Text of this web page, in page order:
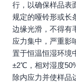
行，以确保样品表
规定的哑铃形或长
边缘光滑，不得有
应力集中，严重影
置于恒温恒湿环境
±2℃，相对湿度
除内应力并使样品